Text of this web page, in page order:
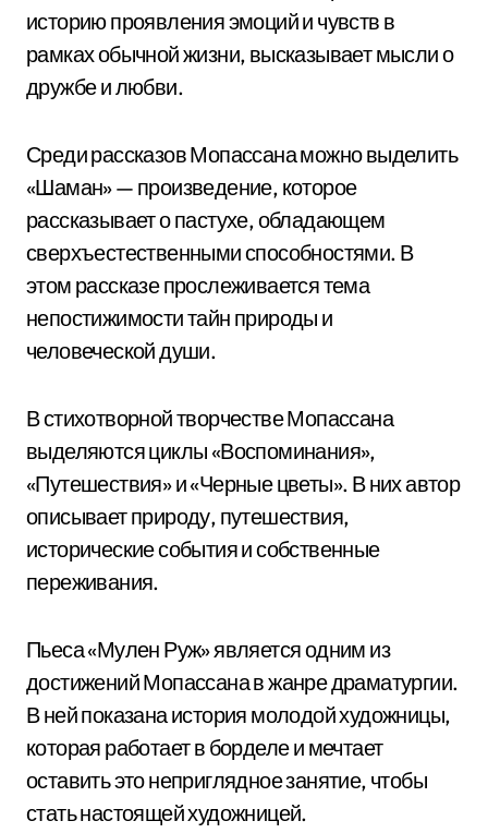
историю проявления эмоций и чувств в
рамках обычной жизни, высказывает мысли о
дружбе и любви.
Среди рассказов Мопассана можно выделить
«Шаман» — произведение, которое
рассказывает о пастухе, обладающем
сверхъестественными способностями. В
этом рассказе прослеживается тема
непостижимости тайн природы и
человеческой души.
В стихотворной творчестве Мопассана
выделяются циклы «Воспоминания»,
«Путешествия» и «Черные цветы». В них автор
описывает природу, путешествия,
исторические события и собственные
переживания.
Пьеса «Мулен Руж» является одним из
достижений Мопассана в жанре драматургии.
В ней показана история молодой художницы,
которая работает в борделе и мечтает
оставить это неприглядное занятие, чтобы
стать настоящей художницей.